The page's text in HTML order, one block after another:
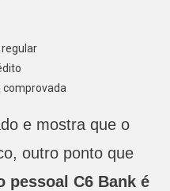
comprovada
e mostra que o
outro ponto que
pessoal C6 Bank é